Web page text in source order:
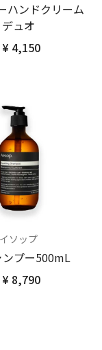
ハンドクリーム
デュオ
¥ 4,150
イソップ
ンプー500mL
¥ 8,790